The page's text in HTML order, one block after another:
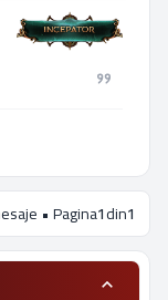
• Pagina1din1